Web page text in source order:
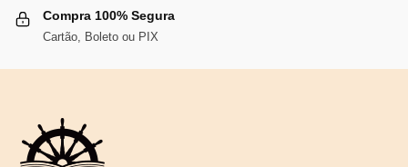
Compra 100% Segura
Cartão, Boleto ou PIX